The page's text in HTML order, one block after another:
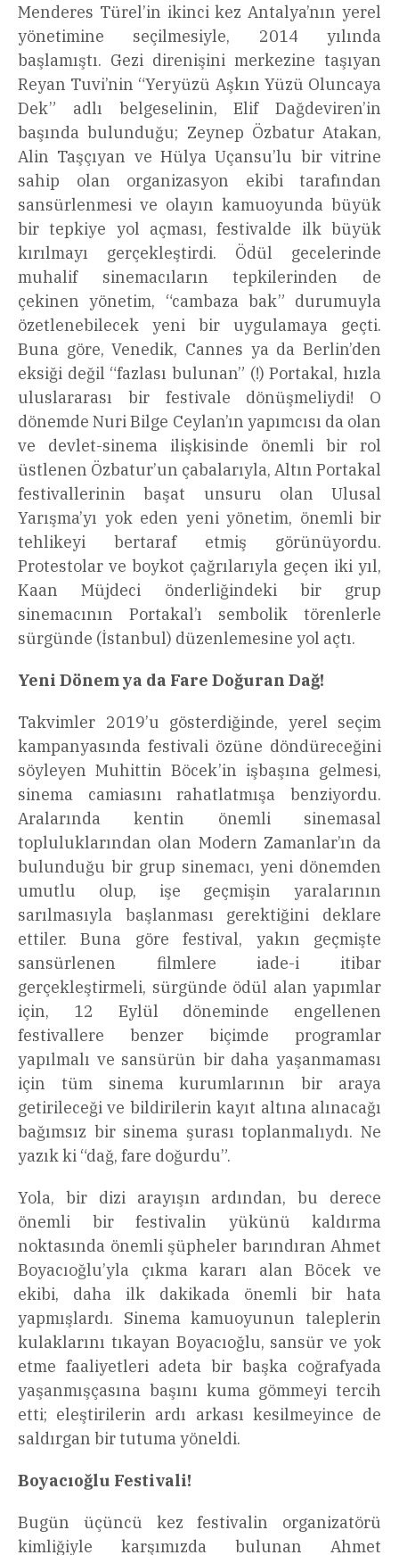
Menderes Türel’in ikinci kez Antalya’nın yerel
yönetimine seçilmesiyle, 2014 yılında
başlamıştı. Gezi direnişini merkezine taşıyan
Reyan Tuvi’nin “Yeryüzü Aşkın Yüzü Oluncaya
Dek” adlı belgeselinin, Elif Dağdeviren’in
başında bulunduğu; Zeynep Özbatur Atakan,
Alin Taşçıyan ve Hülya Uçansu’lu bir vitrine
sahip olan organizasyon ekibi tarafından
sansürlenmesi ve olayın kamuoyunda büyük
bir tepkiye yol açması, festivalde ilk büyük
kırılmayı gerçekleştirdi. Ödül gecelerinde
muhalif sinemacıların tepkilerinden de
çekinen yönetim, “cambaza bak” durumuyla
özetlenebilecek yeni bir uygulamaya geçti.
Buna göre, Venedik, Cannes ya da Berlin’den
eksiği değil “fazlası bulunan” (!) Portakal, hızla
uluslararası bir festivale dönüşmeliydi! O
dönemde Nuri Bilge Ceylan’ın yapımcısı da olan
ve devlet-sinema ilişkisinde önemli bir rol
üstlenen Özbatur’un çabalarıyla, Altın Portakal
festivallerinin başat unsuru olan Ulusal
Yarışma’yı yok eden yeni yönetim, önemli bir
tehlikeyi bertaraf etmiş görünüyordu.
Protestolar ve boykot çağrılarıyla geçen iki yıl,
Kaan Müjdeci önderliğindeki bir grup
sinemacının Portakal’ı sembolik törenlerle
sürgünde (İstanbul) düzenlemesine yol açtı.
Yeni Dönem ya da Fare Doğuran Dağ!
Takvimler 2019’u gösterdiğinde, yerel seçim
kampanyasında festivali özüne döndüreceğini
söyleyen Muhittin Böcek’in işbaşına gelmesi,
sinema camiasını rahatlatmışa benziyordu.
Aralarında kentin önemli sinemasal
topluluklarından olan Modern Zamanlar’ın da
bulunduğu bir grup sinemacı, yeni dönemden
umutlu olup, işe geçmişin yaralarının
sarılmasıyla başlanması gerektiğini deklare
ettiler. Buna göre festival, yakın geçmişte
sansürlenen filmlere iade-i itibar
gerçekleştirmeli, sürgünde ödül alan yapımlar
için, 12 Eylül döneminde engellenen
festivallere benzer biçimde programlar
yapılmalı ve sansürün bir daha yaşanmaması
için tüm sinema kurumlarının bir araya
getirileceği ve bildirilerin kayıt altına alınacağı
bağımsız bir sinema şurası toplanmalıydı. Ne
yazık ki “dağ, fare doğurdu”.
Yola, bir dizi arayışın ardından, bu derece
önemli bir festivalin yükünü kaldırma
noktasında önemli şüpheler barındıran Ahmet
Boyacıoğlu’yla çıkma kararı alan Böcek ve
ekibi, daha ilk dakikada önemli bir hata
yapmışlardı. Sinema kamuoyunun taleplerin
kulaklarını tıkayan Boyacıoğlu, sansür ve yok
etme faaliyetleri adeta bir başka coğrafyada
yaşanmışçasına başını kuma gömmeyi tercih
etti; eleştirilerin ardı arkası kesilmeyince de
saldırgan bir tutuma yöneldi.
Boyacıoğlu Festivali!
Bugün üçüncü kez festivalin organizatörü
kimliğiyle karşımızda bulunan Ahmet